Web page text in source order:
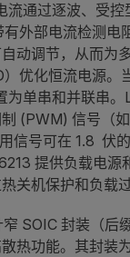
流通过逐波、受
外部电流检测电
动调节，从而为
）优化恒流电源。
为单串和并联串
(PWM) 信号（
信号可在 1.8 伏
提供负载电源
关机保护和负载
SOIC 封装（后
热功能。其封装